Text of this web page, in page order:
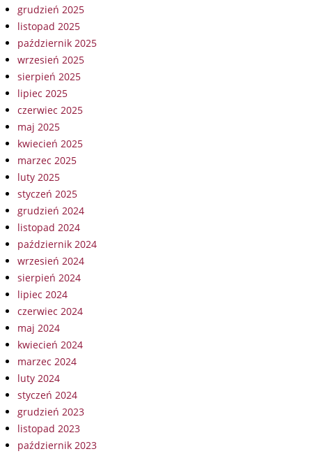
grudzień 2025
listopad 2025
październik 2025
wrzesień 2025
sierpień 2025
lipiec 2025
czerwiec 2025
maj 2025
kwiecień 2025
marzec 2025
luty 2025
styczeń 2025
grudzień 2024
listopad 2024
październik 2024
wrzesień 2024
sierpień 2024
lipiec 2024
czerwiec 2024
maj 2024
kwiecień 2024
marzec 2024
luty 2024
styczeń 2024
grudzień 2023
listopad 2023
październik 2023